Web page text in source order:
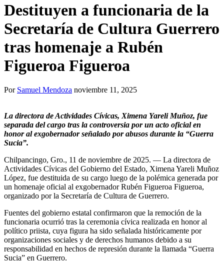
Destituyen a funcionaria de la
Secretaría de Cultura Guerrero
tras homenaje a Rubén
Figueroa Figueroa
Por Samuel Mendoza noviembre 11, 2025
La directora de Actividades Cívicas, Ximena Yareli Muñoz, fue
separada del cargo tras la controversia por un acto oficial en
honor al exgobernador señalado por abusos durante la “Guerra
Sucia”.
Chilpancingo, Gro., 11 de noviembre de 2025. — La directora de
Actividades Cívicas del Gobierno del Estado, Ximena Yareli Muñoz
López, fue destituida de su cargo luego de la polémica generada por
un homenaje oficial al exgobernador Rubén Figueroa Figueroa,
organizado por la Secretaría de Cultura de Guerrero.
Fuentes del gobierno estatal confirmaron que la remoción de la
funcionaria ocurrió tras la ceremonia cívica realizada en honor al
político priista, cuya figura ha sido señalada históricamente por
organizaciones sociales y de derechos humanos debido a su
responsabilidad en hechos de represión durante la llamada “Guerra
Sucia” en Guerrero.